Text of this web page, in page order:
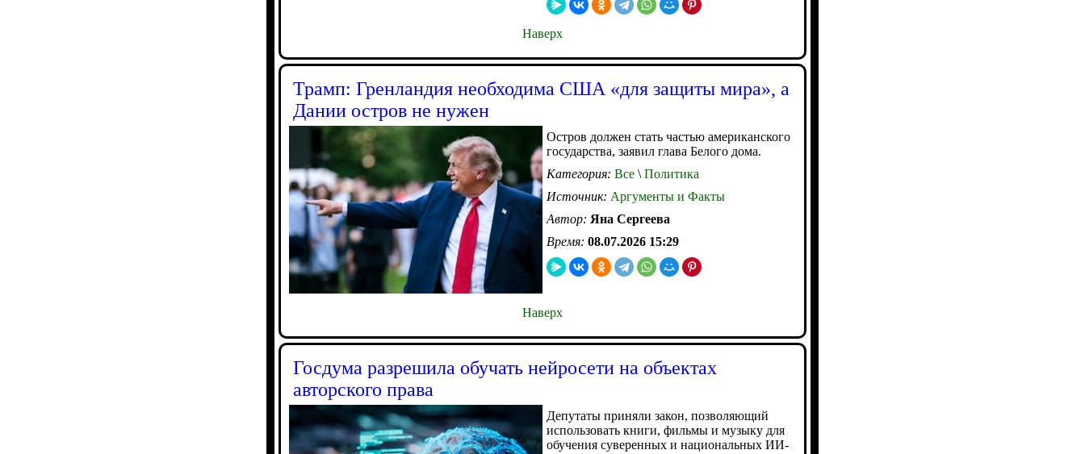
Наверх
Трамп: Гренландия необходима США «для защиты мира», а
Дании остров не нужен
Остров должен стать частью американского
государства, заявил глава Белого дома.
Категория: Все \ Политика
Источник: Аргументы и Факты
Автор: Яна Сергеева
Время: 08.07.2026 15:29
Наверх
Госдума разрешила обучать нейросети на объектах
авторского права
Депутаты приняли закон, позволяющий
использовать книги, фильмы и музыку для
обучения суверенных и национальных ИИ-